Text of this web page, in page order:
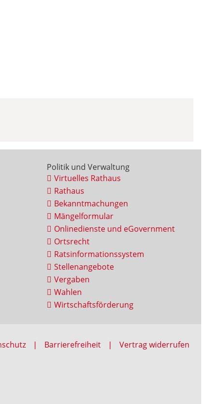
Politik und Verwaltung
Virtuelles Rathaus
Rathaus
Bekanntmachungen
Mängelformular
Onlinedienste und eGovernment
Ortsrecht
Ratsinformationssystem
Stellenangebote
Vergaben
Wahlen
Wirtschaftsförderung
Barrierefreiheit Vertrag widerrufen